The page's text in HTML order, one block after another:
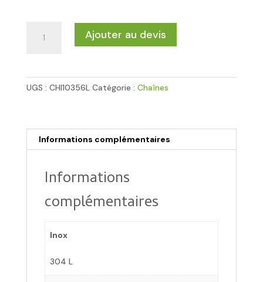
Ajouter au devis
UGS : CHI10356L Catégorie : Chaînes
Informations complémentaires
Informations
complémentaires
Inox
304 L